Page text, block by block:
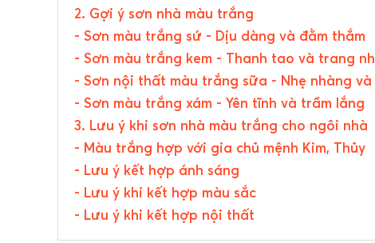
2. Gợi ý sơn nhà màu trắng
- Sơn màu trắng sứ - Dịu dàng và đằm thắm
- Sơn màu trắng kem - Thanh tao và trang
- Sơn nội thất màu trắng sữa - Nhẹ nhàng
- Sơn màu trắng xám - Yên tĩnh và trầm lắng
3. Lưu ý khi sơn nhà màu trắng cho ngôi nhà
- Màu trắng hợp với gia chủ mệnh Kim, Thủy
- Lưu ý kết hợp ánh sáng
- Lưu ý khi kết hợp màu sắc
- Lưu ý khi kết hợp nội thất